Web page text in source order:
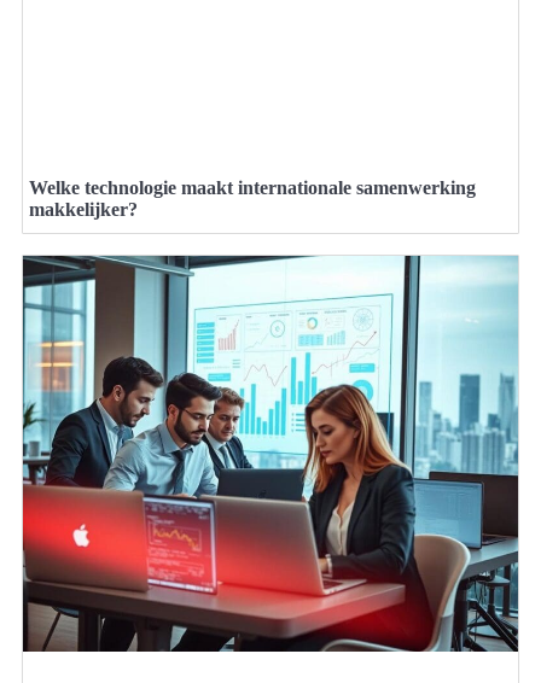
Welke technologie maakt internationale samenwerking
makkelijker?